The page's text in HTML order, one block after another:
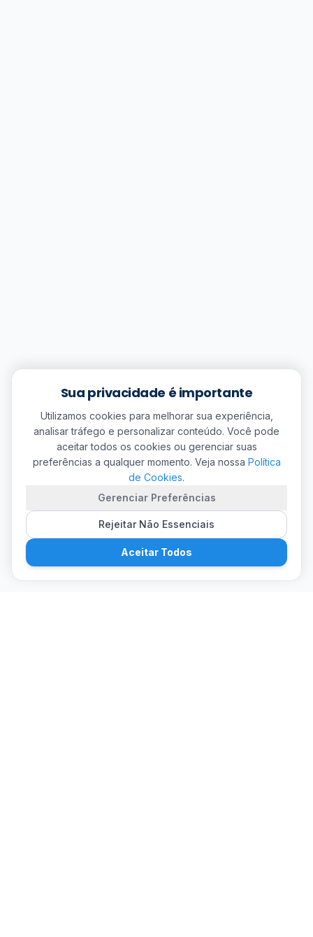
Sua privacidade é importante
Utilizamos cookies para melhorar sua experiência,
analisar tráfego e personalizar conteúdo. Você pode
aceitar todos os cookies ou gerenciar suas
preferências a qualquer momento. Veja nossa Política
de Cookies.
Gerenciar Preferências
Rejeitar Não Essenciais
Aceitar Todos